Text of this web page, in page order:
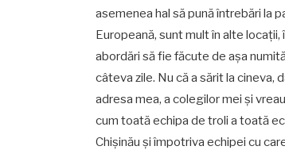
asemenea hal să pună întrebări la
Europeană, sunt mult în alte
abordări să fie făcute de așa
câteva zile. Nu că a sărit la
adresa mea, a colegilor mei și
cum toată echipa de troli a toată
Chișinău și împotriva echipei cu